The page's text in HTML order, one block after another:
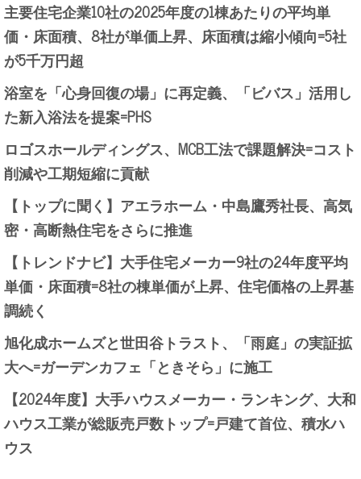
主要住宅企業10社の2025年度の1棟あたりの平均単
価・床面積、8社が単価上昇、床面積は縮小傾向=5社
が5千万円超
浴室を「心身回復の場」に再定義、「ビバス」活用し
た新入浴法を提案=PHS
ロゴスホールディングス、MCB工法で課題解決=コスト
削減や工期短縮に貢献
【トップに聞く】アエラホーム・中島鷹秀社長、高気
密・高断熱住宅をさらに推進
【トレンドナビ】大手住宅メーカー9社の24年度平均
単価・床面積=8社の棟単価が上昇、住宅価格の上昇基
調続く
旭化成ホームズと世田谷トラスト、「雨庭」の実証拡
大へ=ガーデンカフェ「ときそら」に施工
【2024年度】大手ハウスメーカー・ランキング、大和
ハウス工業が総販売戸数トップ=戸建て首位、積水ハ
ウス